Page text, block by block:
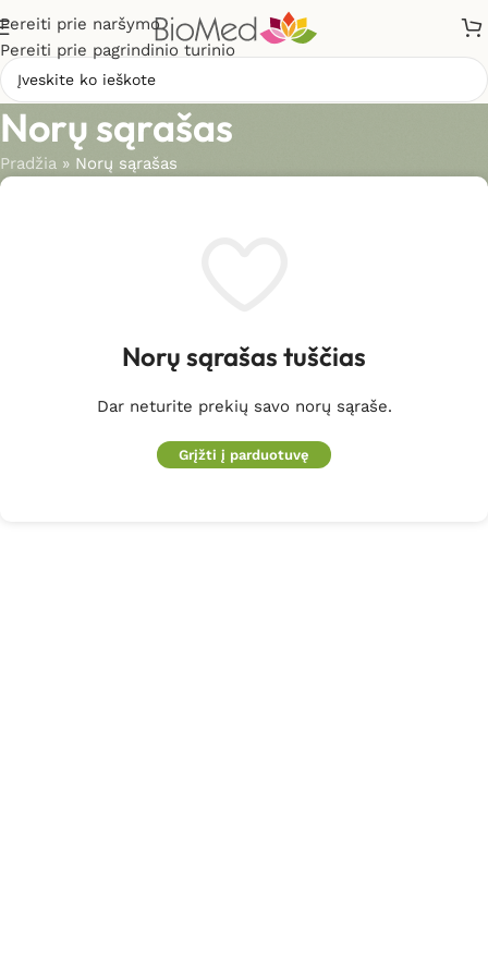
Pereiti prie naršymo
Pereiti prie pagrindinio turinio
Norų sąrašas
Pradžia » Norų sąrašas
Norų sąrašas tuščias
Dar neturite prekių savo norų sąraše.
Grįžti į parduotuvę